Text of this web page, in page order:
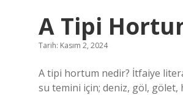
A Tipi
Tarih: Kasım 2, 2024
A tipi hortum nedir? İtfaiye
su temini için; deniz, göl, gölet,